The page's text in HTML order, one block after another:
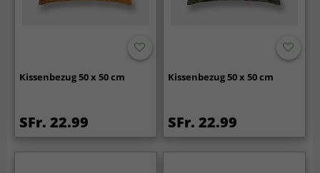
Kissenbezug 50 x 50 cm
SFr. 22.99
Kissenbezug 50 x 50 cm
SFr. 22.99